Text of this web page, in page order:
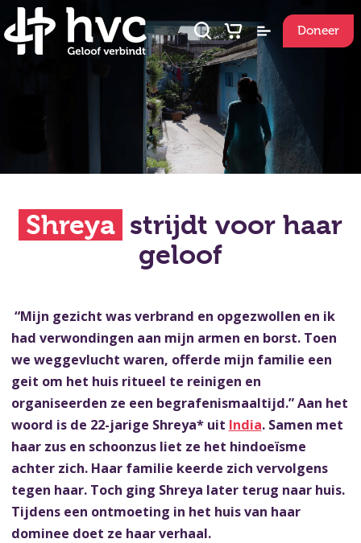
Doneer
Shreya strijdt voor haar
geloof
“Mijn gezicht was verbrand en opgezwollen en ik
had verwondingen aan mijn armen en borst. Toen
we weggevlucht waren, offerde mijn familie een
geit om het huis ritueel te reinigen en
organiseerden ze een begrafenismaaltijd.” Aan het
woord is de 22-jarige Shreya* uit India. Samen met
haar zus en schoonzus liet ze het hindoeïsme
achter zich. Haar familie keerde zich vervolgens
tegen haar. Toch ging Shreya later terug naar huis.
Tijdens een ontmoeting in het huis van haar
dominee doet ze haar verhaal.